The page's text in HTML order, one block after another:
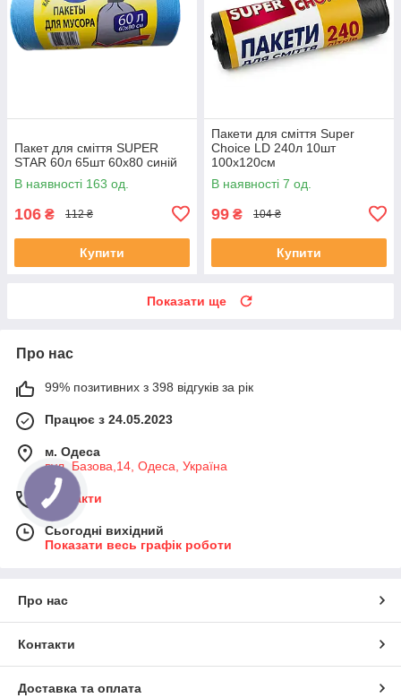
Пакет для сміття SUPER
STAR 60л 65шт 60х80 синій
В наявності 163 од.
106 ₴ 112 ₴
Купити
Пакети для сміття Super
Choice LD 240л 10шт
100х120см
В наявності 7 од.
99 ₴ 104 ₴
Купити
Показати ще
Про нас
99% позитивних з 398 відгуків за рік
Працює з 24.05.2023
м. Одеса
вул. Базова,14, Одеса, Україна
Контакти
Сьогодні вихідний
Показати весь графік роботи
Про нас
Контакти
Доставка та оплата